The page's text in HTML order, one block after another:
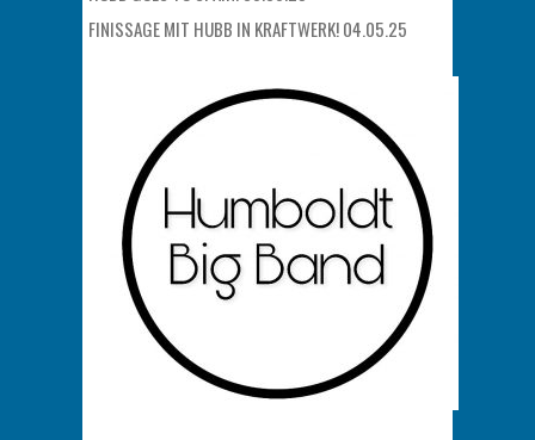
FINISSAGE MIT HUBB IN KRAFTWERK! 04.05.25